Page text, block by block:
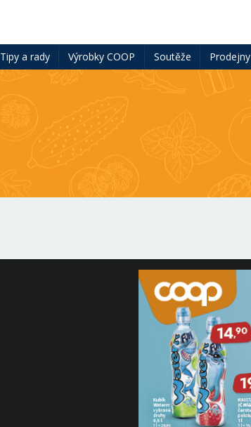
Tipy a rady Výrobky COOP Soutěže Prodejny